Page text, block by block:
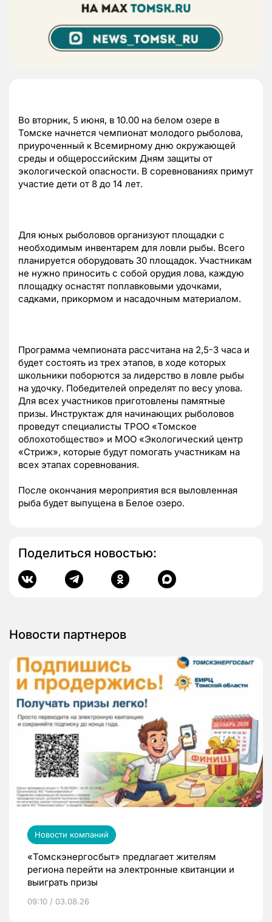
Во вторник, 5 июня, в 10.00 на белом озере в
Томске начнется чемпионат молодого рыболова,
приуроченный к Всемирному дню окружающей
среды и общероссийским Дням защиты от
экологической опасности. В соревнованиях примут
участие дети от 8 до 14 лет.
Для юных рыболовов организуют площадки с
необходимым инвентарем для ловли рыбы. Всего
планируется оборудовать 30 площадок. Участникам
не нужно приносить с собой орудия лова, каждую
площадку оснастят поплавковыми удочками,
садками, прикормом и насадочным материалом.
Программа чемпионата рассчитана на 2,5-3 часа и
будет состоять из трех этапов, в ходе которых
школьники поборются за лидерство в ловле рыбы
на удочку. Победителей определят по весу улова.
Для всех участников приготовлены памятные
призы. Инструктаж для начинающих рыболовов
проведут специалисты ТРОО «Томское
облохотобщество» и МОО «Экологический центр
«Стриж», которые будут помогать участникам на
всех этапах соревнования.
После окончания мероприятия вся выловленная
рыба будет выпущена в Белое озеро.
Поделиться новостью:
Новости партнеров
Новости компаний
«Томскэнергосбыт» предлагает жителям
региона перейти на электронные квитанции и
выиграть призы
09:10 / 03.08.26